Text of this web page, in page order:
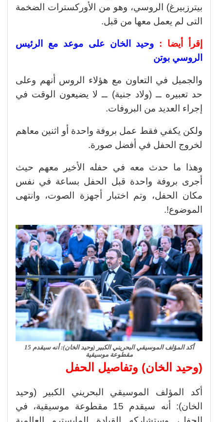
بيترزبيرغ) الروسي، وهو من الأوركسترات الضخمة
التى لم يعمل معها من قبل.
إقرأ أيضا : وحيد الخان على موعد مع الرئيس
الروسي بوتن
والجميل في التعاون مع هؤلاء الروس أنهم وعلى
حد تعبيره ــ (ولاد جنية) ــ لا يضيعون الوقت في
إجراء العديد من البروفات.
ولكن يكفي فقط عمل بروفة واحدة أو اثنين معاهم
لخروج الحفل في أفضل صورة.
وهذا ما حدث معه في حفله الأخير معهم حيث
أجرى بروفة واحدة قبل الحفل بساعة في نفس
مكان الحفل، وتم اختبار أجهزة الصوت، وانتهى
الموضوع!.
أكد المؤلف الموسيقي البحريني الكبير (وحيد الخان): أنه سيقدم 15
مقطوعة موسيقية
(وحيد الخان) وتفاصيل الحفل
أكد المؤلف الموسيقي البحريني الكبير (وحيد
الخان): أنه سيقدم 15 مقطوعة موسيقية، في